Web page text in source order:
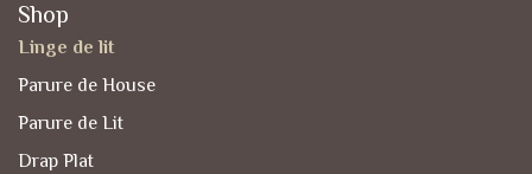
Shop
Linge de lit
Parure de House
Parure de Lit
Drap Plat